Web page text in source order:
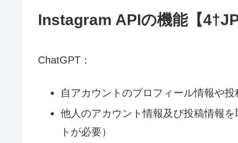
Instagram APIの機能【4†JP
ChatGPT：
自アカウントのプロフィール情報や
他人のアカウント情報及び投稿情報
トが必要）